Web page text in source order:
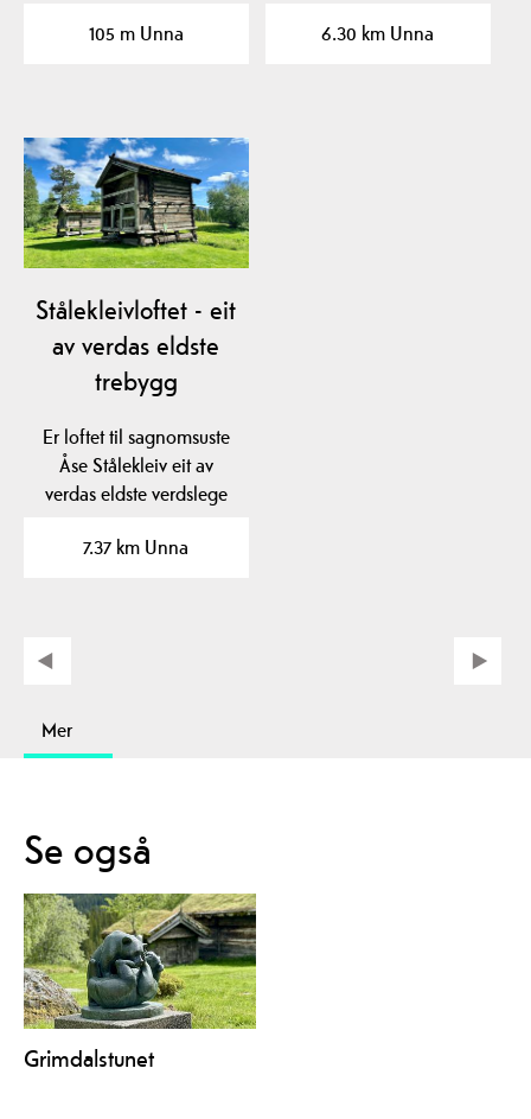
105 m Unna
for.…
6.30 km Unna
Stålekleivloftet - eit
av verdas eldste
trebygg
Er loftet til sagnomsuste
Åse Stålekleiv eit av
verdas eldste verdslege
7.37 km Unna
Mer
Se også
Grimdalstunet